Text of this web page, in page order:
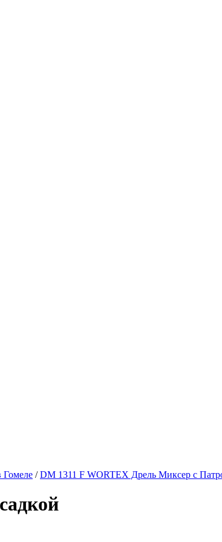
Гомеле /DM 1311 F WORTEX Дрель Миксер с